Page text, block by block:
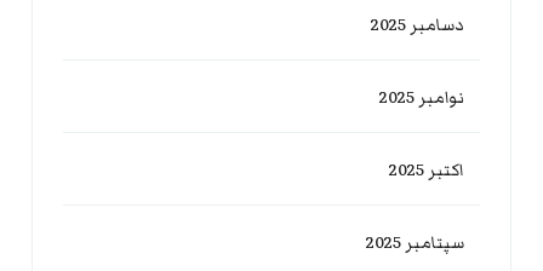
دسامبر 2025
نوامبر 2025
اکتبر 2025
سپتامبر 2025